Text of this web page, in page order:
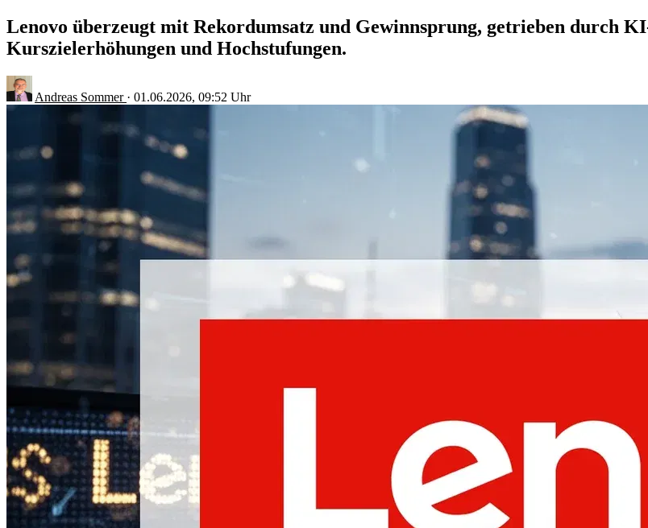
Lenovo überzeugt mit Rekordumsatz und Gewinnsprung, getrieben durch
Kurszielerhöhungen und Hochstufungen.
Andreas Sommer · 01.06.2026, 09:52 Uhr